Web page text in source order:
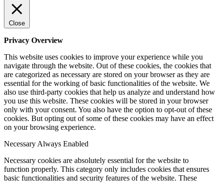
Close
Privacy Overview
This website uses cookies to improve your experience while you
navigate through the website. Out of these cookies, the cookies that
are categorized as necessary are stored on your browser as they are
essential for the working of basic functionalities of the website. We
also use third-party cookies that help us analyze and understand how
you use this website. These cookies will be stored in your browser
only with your consent. You also have the option to opt-out of these
cookies. But opting out of some of these cookies may have an effect
on your browsing experience.
Necessary Always Enabled
Necessary cookies are absolutely essential for the website to
function properly. This category only includes cookies that ensures
basic functionalities and security features of the website. These